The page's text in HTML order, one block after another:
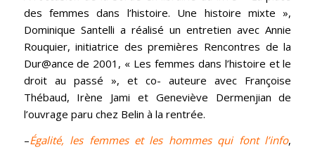
des femmes dans l’histoire. Une histoire mixte »,
Dominique Santelli a réalisé un entretien avec Annie
Rouquier, initiatrice des premières Rencontres de la
Dur@ance de 2001, « Les femmes dans l’histoire et le
droit au passé », et co- auteure avec Françoise
Thébaud, Irène Jami et Geneviève Dermenjian de
l’ouvrage paru chez Belin à la rentrée.
–Égalité, les femmes et les hommes qui font l’info,